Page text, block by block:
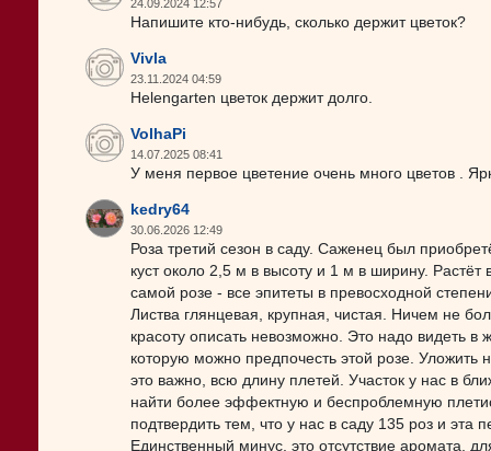
24.09.2024 12:57
Напишите кто-нибудь, сколько держит цветок?
Vivla
23.11.2024 04:59
Helengarten цветок держит долго.
VolhaPi
14.07.2025 08:41
У меня первое цветение очень много цветов .
kedry64
30.06.2026 12:49
Роза третий сезон в саду. Саженец был
куст около 2,5 м в высоту и 1 м в ширину.
самой розе - все эпитеты в превосходной
Листва глянцевая, крупная, чистая. Ничем не
красоту описать невозможно. Это надо видеть
которую можно предпочесть этой розе. Уложить
это важно, всю длину плетей. Участок у нас в
найти более эффектную и беспроблемную
подтвердить тем, что у нас в саду 135 роз и эта
Единственный минус, это отсутствие аромата,